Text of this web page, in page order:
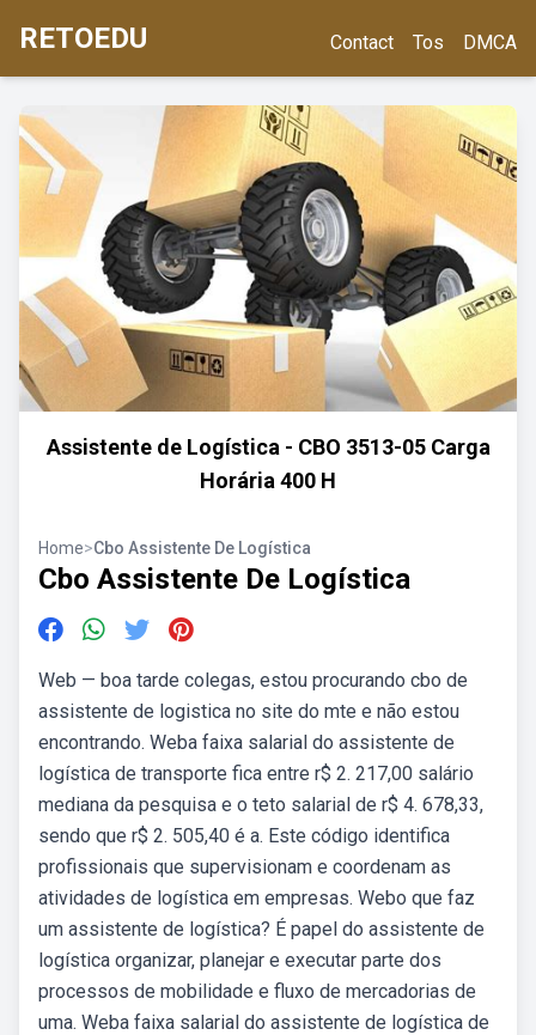
RETOEDU Contact Tos DMCA
Assistente de Logística - CBO 3513-05 Carga
Horária 400 H
Home>Cbo Assistente De Logística
Cbo Assistente De Logística
Web — boa tarde colegas, estou procurando cbo de
assistente de logistica no site do mte e não estou
encontrando. Weba faixa salarial do assistente de
logística de transporte fica entre r$ 2. 217,00 salário
mediana da pesquisa e o teto salarial de r$ 4. 678,33,
sendo que r$ 2. 505,40 é a. Este código identifica
profissionais que supervisionam e coordenam as
atividades de logística em empresas. Webo que faz
um assistente de logística? É papel do assistente de
logística organizar, planejar e executar parte dos
processos de mobilidade e fluxo de mercadorias de
uma. Weba faixa salarial do assistente de logística de